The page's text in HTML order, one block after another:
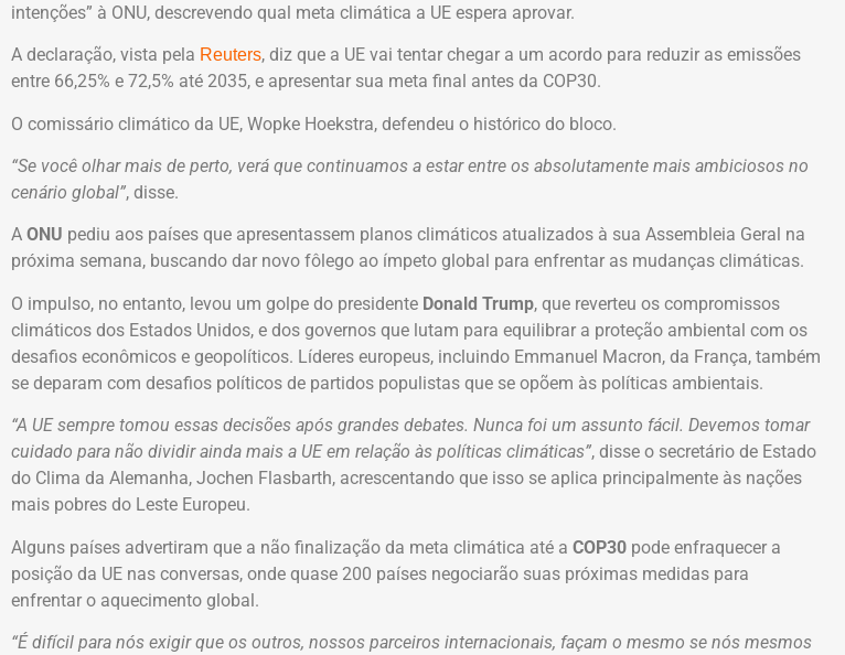
intenções” à ONU, descrevendo qual meta climática a UE espera aprovar.
A declaração, vista pela Reuters, diz que a UE vai tentar chegar a um acordo para reduzir as emissões
entre 66,25% e 72,5% até 2035, e apresentar sua meta final antes da COP30.
O comissário climático da UE, Wopke Hoekstra, defendeu o histórico do bloco.
“Se você olhar mais de perto, verá que continuamos a estar entre os absolutamente mais ambiciosos no
cenário global”, disse.
A ONU pediu aos países que apresentassem planos climáticos atualizados à sua Assembleia Geral na
próxima semana, buscando dar novo fôlego ao ímpeto global para enfrentar as mudanças climáticas.
O impulso, no entanto, levou um golpe do presidente Donald Trump, que reverteu os compromissos
climáticos dos Estados Unidos, e dos governos que lutam para equilibrar a proteção ambiental com os
desafios econômicos e geopolíticos. Líderes europeus, incluindo Emmanuel Macron, da França, também
se deparam com desafios políticos de partidos populistas que se opõem às políticas ambientais.
“A UE sempre tomou essas decisões após grandes debates. Nunca foi um assunto fácil. Devemos tomar
cuidado para não dividir ainda mais a UE em relação às políticas climáticas”, disse o secretário de Estado
do Clima da Alemanha, Jochen Flasbarth, acrescentando que isso se aplica principalmente às nações
mais pobres do Leste Europeu.
Alguns países advertiram que a não finalização da meta climática até a COP30 pode enfraquecer a
posição da UE nas conversas, onde quase 200 países negociarão suas próximas medidas para
enfrentar o aquecimento global.
“É difícil para nós exigir que os outros, nossos parceiros internacionais, façam o mesmo se nós mesmos